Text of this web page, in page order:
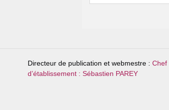
Directeur de publication et webmestre : Chef
d’établissement : Sébastien PAREY